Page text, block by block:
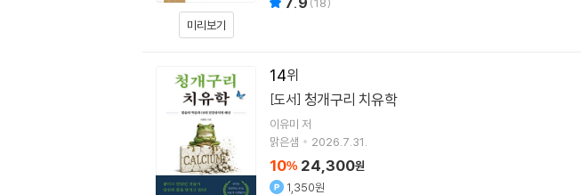
미리보기
14
[도서] 청개구리 치유학
이유미 저
맑은샘
2026.7.31.
10% 24,300원
1,350원